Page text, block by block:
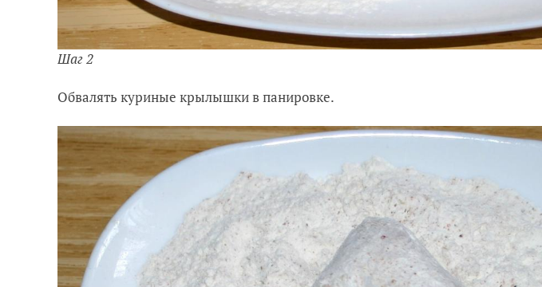
Шаг 2
Обвалять куриные крылышки в панировке.